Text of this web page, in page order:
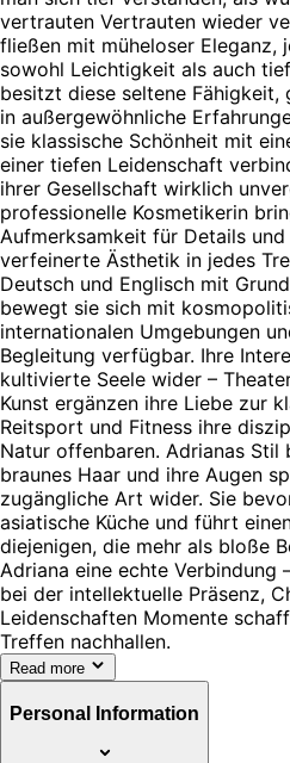
vertrauten Vertrauten wieder
fließen mit müheloser Eleganz,
sowohl Leichtigkeit als auch
besitzt diese seltene Fähigkeit,
in außergewöhnliche
sie klassische Schönheit mit
einer tiefen Leidenschaft
ihrer Gesellschaft wirklich
professionelle Kosmetikerin
Aufmerksamkeit für Details
verfeinerte Ästhetik in jedes
Deutsch und Englisch mit
bewegt sie sich mit
internationalen Umgebungen
Begleitung verfügbar. Ihre
kultivierte Seele wider –
Kunst ergänzen ihre Liebe zur
Reitsport und Fitness ihre
Natur offenbaren. Adrianas
braunes Haar und ihre Augen
zugängliche Art wider. Sie
asiatische Küche und führt
diejenigen, die mehr als bloße
Adriana eine echte Verbindung
bei der intellektuelle Präsenz,
Leidenschaften Momente
Treffen nachhallen.
Read more
Personal Information